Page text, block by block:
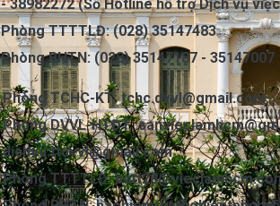
- 38982272 (Số Hotline hỗ trợ Dịch vụ
Phòng TTTTLĐ: (028) 35147483
Phòng BHTN: (028) 35147187 - 35147007
Phòng TCHC-KT:tchc.dvvl@gmail.com
Phòng DVVL-HTĐT:
dichvu.ttdvvl@gmail.com
Phòng TTTTLĐ: